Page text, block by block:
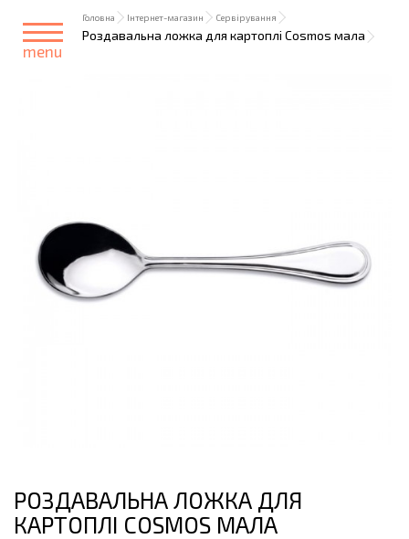
menu
Головна Інтернет-магазин Сервірування
Роздавальна ложка для картоплі Cosmos мала
РОЗДАВАЛЬНА ЛОЖКА ДЛЯ
КАРТОПЛІ COSMOS МАЛА